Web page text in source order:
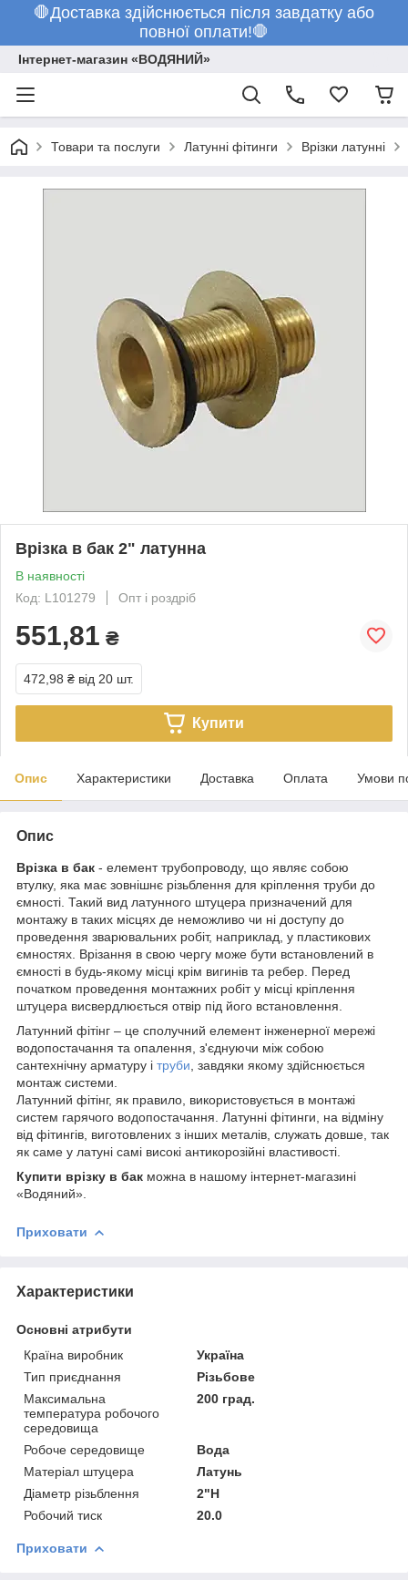
🛑Доставка здійснюється після завдатку або
повної оплати!🛑
Інтернет-магазин «ВОДЯНИЙ»
Товари та послуги Латунні фітинги Врізки латунні
Врізка в бак 2" латунна
В наявності
Код: L101279
Опт і роздріб
551,81 ₴
472,98 ₴ від 20 шт.
Купити
Опис Характеристики Доставка Оплата Умови
Опис
Врізка в бак - елемент трубопроводу, що являє собою
втулку, яка має зовнішнє різьблення для кріплення труби до
ємності. Такий вид латунного штуцера призначений для
монтажу в таких місцях де неможливо чи ні доступу до
проведення зварювальних робіт, наприклад, у пластикових
ємностях. Врізання в свою чергу може бути встановлений в
ємності в будь-якому місці крім вигинів та ребер. Перед
початком проведення монтажних робіт у місці кріплення
штуцера висвердлюється отвір під його встановлення.
Латунний фітінг – це сполучний елемент інженерної мережі
водопостачання та опалення, з'єднуючи між собою
сантехнічну арматуру і труби , завдяки якому здійснюється
монтаж системи.
Латунний фітінг, як правило, використовується в монтажі
систем гарячого водопостачання. Латунні фітинги, на відміну
від фітингів, виготовлених з інших металів, служать довше, так
як саме у латуні самі високі антикорозійні властивості.
Купити врізку в бак можна в нашому інтернет-магазині
«Водяний».
Приховати
Характеристики
Основні атрибути
Країна виробник
Україна
Тип приєднання
Різьбове
Максимальна
температура робочого
середовища
200 град.
Робоче середовище
Вода
Матеріал штуцера
Латунь
Діаметр різьблення
2"Н
Робочий тиск
20.0
Приховати